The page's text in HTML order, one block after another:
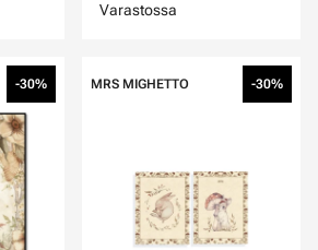
Varastossa
-30% MRS MIGHETTO -30%